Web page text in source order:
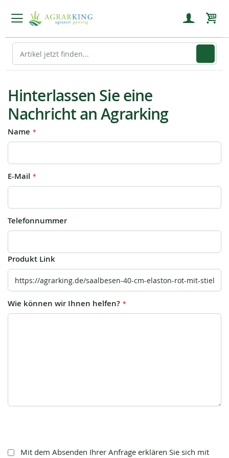
Hinterlassen Sie eine
Nachricht an Agrarking
Name
E-Mail
Telefonnummer
Produkt Link
Wie können wir Ihnen helfen?
Mit dem Absenden Ihrer Anfrage erklären Sie sich mit